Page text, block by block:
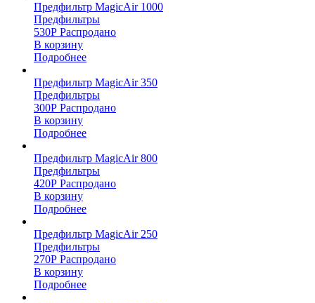
Предфильтр MagicAir 1000
Предфильтры
530Р Распродано
В корзину
Подробнее
Предфильтр MagicAir 350
Предфильтры
300Р Распродано
В корзину
Подробнее
Предфильтр MagicAir 800
Предфильтры
420Р Распродано
В корзину
Подробнее
Предфильтр MagicAir 250
Предфильтры
270Р Распродано
В корзину
Подробнее